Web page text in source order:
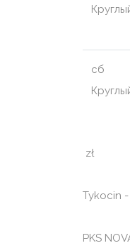
сб
zł
Tykocin
PKS